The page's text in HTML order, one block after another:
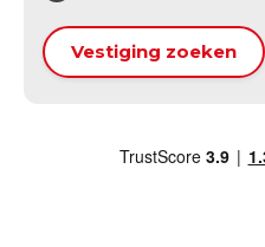
Vestiging zoeken